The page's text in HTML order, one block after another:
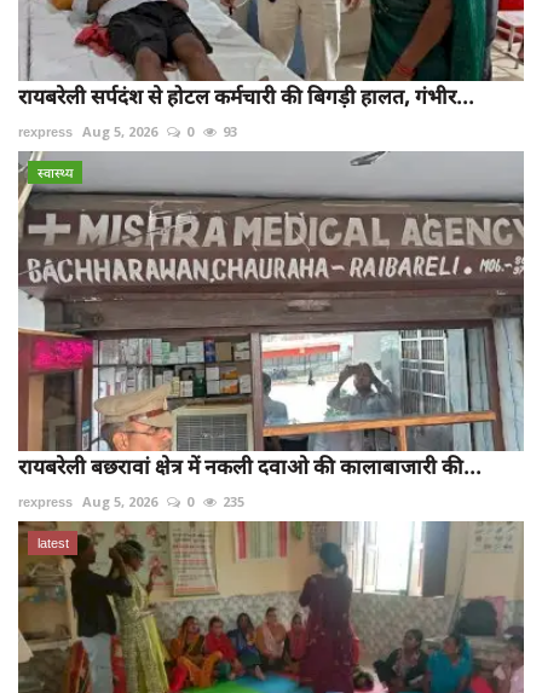
रायबरेली सर्पदंश से होटल कर्मचारी की बिगड़ी हालत, गंभीर...
rexpress Aug 5, 2026 0 93
स्वास्थ्य
रायबरेली बछरावां क्षेत्र में नकली दवाओ की कालाबाजारी की...
rexpress Aug 5, 2026 0 235
latest